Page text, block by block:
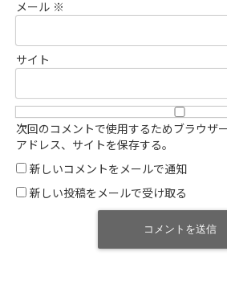
メール ※
サイト
次回のコメントで使用するためブラウザ
アドレス、サイトを保存する。
新しいコメントをメールで通知
新しい投稿をメールで受け取る